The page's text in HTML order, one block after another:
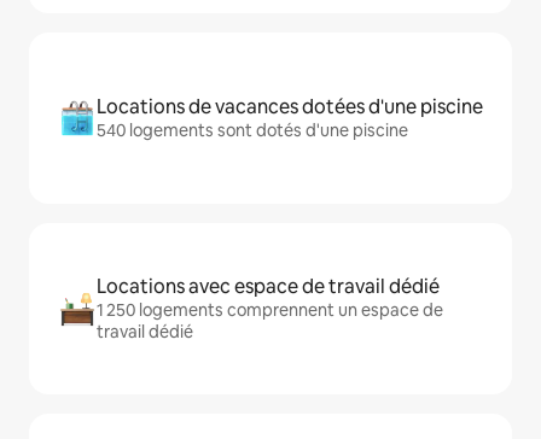
Locations de vacances dotées d'une piscine
540 logements sont dotés d'une piscine
Locations avec espace de travail dédié
1 250 logements comprennent un espace de
travail dédié